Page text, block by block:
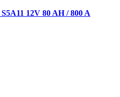
12V 80 AH / 800 A